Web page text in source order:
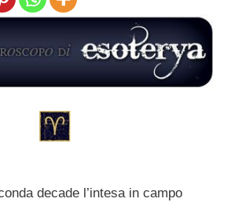
decade l’intesa in campo